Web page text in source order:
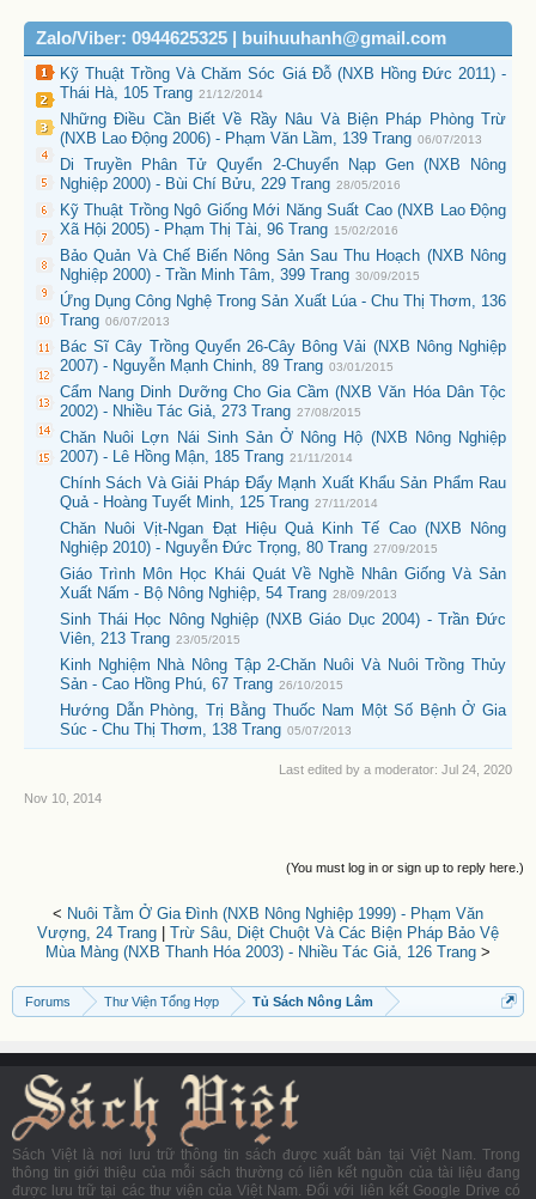
Zalo/Viber: 0944625325 | buihuuhanh@gmail.com
Kỹ Thuật Trồng Và Chăm Sóc Giá Đỗ (NXB Hồng Đức 2011) -
Thái Hà, 105 Trang 21/12/2014
Những Điều Cần Biết Về Rầy Nâu Và Biện Pháp Phòng Trừ
(NXB Lao Động 2006) - Phạm Văn Lầm, 139 Trang 06/07/2013
Di Truyền Phân Tử Quyển 2-Chuyển Nạp Gen (NXB Nông
Nghiệp 2000) - Bùi Chí Bửu, 229 Trang 28/05/2016
Kỹ Thuật Trồng Ngô Giống Mới Năng Suất Cao (NXB Lao Động
Xã Hội 2005) - Phạm Thị Tài, 96 Trang 15/02/2016
Bảo Quản Và Chế Biến Nông Sản Sau Thu Hoạch (NXB Nông
Nghiệp 2000) - Trần Minh Tâm, 399 Trang 30/09/2015
Ứng Dụng Công Nghệ Trong Sản Xuất Lúa - Chu Thị Thơm, 136
Trang 06/07/2013
Bác Sĩ Cây Trồng Quyển 26-Cây Bông Vải (NXB Nông Nghiệp
2007) - Nguyễn Mạnh Chinh, 89 Trang 03/01/2015
Cẩm Nang Dinh Dưỡng Cho Gia Cầm (NXB Văn Hóa Dân Tộc
2002) - Nhiều Tác Giả, 273 Trang 27/08/2015
Chăn Nuôi Lợn Nái Sinh Sản Ở Nông Hộ (NXB Nông Nghiệp
2007) - Lê Hồng Mận, 185 Trang 21/11/2014
Chính Sách Và Giải Pháp Đẩy Mạnh Xuất Khẩu Sản Phẩm Rau
Quả - Hoàng Tuyết Minh, 125 Trang 27/11/2014
Chăn Nuôi Vịt-Ngan Đạt Hiệu Quả Kinh Tế Cao (NXB Nông
Nghiệp 2010) - Nguyễn Đức Trọng, 80 Trang 27/09/2015
Giáo Trình Môn Học Khái Quát Về Nghề Nhân Giống Và Sản
Xuất Nấm - Bộ Nông Nghiệp, 54 Trang 28/09/2013
Sinh Thái Học Nông Nghiệp (NXB Giáo Dục 2004) - Trần Đức
Viên, 213 Trang 23/05/2015
Kinh Nghiệm Nhà Nông Tập 2-Chăn Nuôi Và Nuôi Trồng Thủy
Sản - Cao Hồng Phú, 67 Trang 26/10/2015
Hướng Dẫn Phòng, Trị Bằng Thuốc Nam Một Số Bệnh Ở Gia
Súc - Chu Thị Thơm, 138 Trang 05/07/2013
Last edited by a moderator: Jul 24, 2020
Nov 10, 2014
(You must log in or sign up to reply here.)
< Nuôi Tằm Ở Gia Đình (NXB Nông Nghiệp 1999) - Phạm Văn
Vượng, 24 Trang
Trừ Sâu, Diệt Chuột Và Các Biện Pháp Bảo Vệ
Mùa Màng (NXB Thanh Hóa 2003) - Nhiều Tác Giả, 126 Trang >
Forums Thư Viện Tổng Hợp Tủ Sách Nông Lâm
Sách Việt là nơi lưu trữ thông tin sách được xuất bản tại Việt Nam. Trong
thông tin giới thiệu của mỗi sách thường có liên kết nguồn của tài liệu đang
được lưu trữ tại các thư viện của Việt Nam. Đối với liên kết Google Drive có